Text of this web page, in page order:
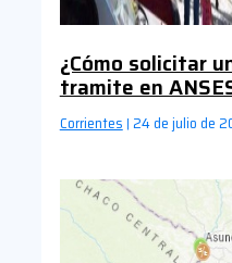
¿Cómo solicitar
tramite en
Corrientes | 24 de julio de